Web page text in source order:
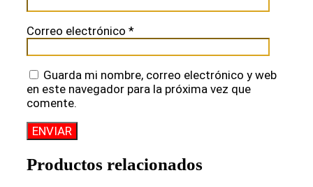
Correo electrónico *
Guarda mi nombre, correo electrónico y web
en este navegador para la próxima vez que
comente.
Productos relacionados